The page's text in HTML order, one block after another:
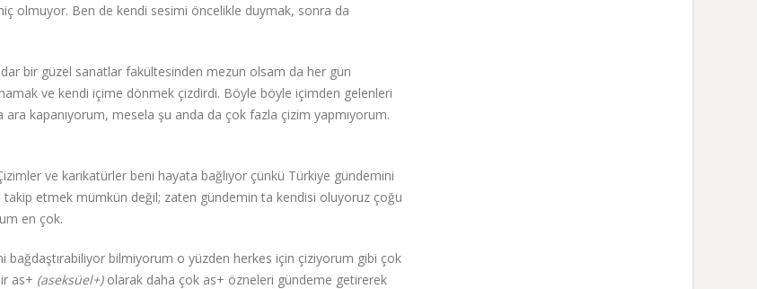
olmuyor. Ben de kendi sesimi öncelikle duymak, sonra da
bir güzel sanatlar fakültesinden mezun olsam da her gün
ve kendi içime dönmek çizdirdi. Böyle böyle içimden gelenleri
kapanıyorum, mesela şu anda da çok fazla çizim yapmıyorum.
ve karikatürler beni hayata bağlıyor çünkü Türkiye gündemini
etmek mümkün değil; zaten gündemin ta kendisi oluyoruz çoğu
en çok.
bilmiyorum o yüzden herkes için çiziyorum gibi çok
as+ (aseksüel+)olarak daha çok as+ özneleri gündeme getirerek